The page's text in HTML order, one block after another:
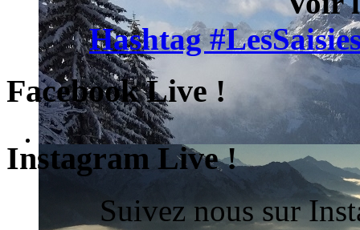
Hashtag
Facebook Live !
Instagram Live !
Suivez nous sur